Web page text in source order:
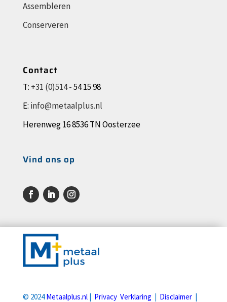
Assembleren
Conserveren
Contact
T: +31 (0)514 -54 15 98
E: info@metaalplus.nl
Herenweg 16 8536 TN Oosterzee
Vind ons op
© 2024Metaalplus.nl| Privacy Verklaring Disclaimer|